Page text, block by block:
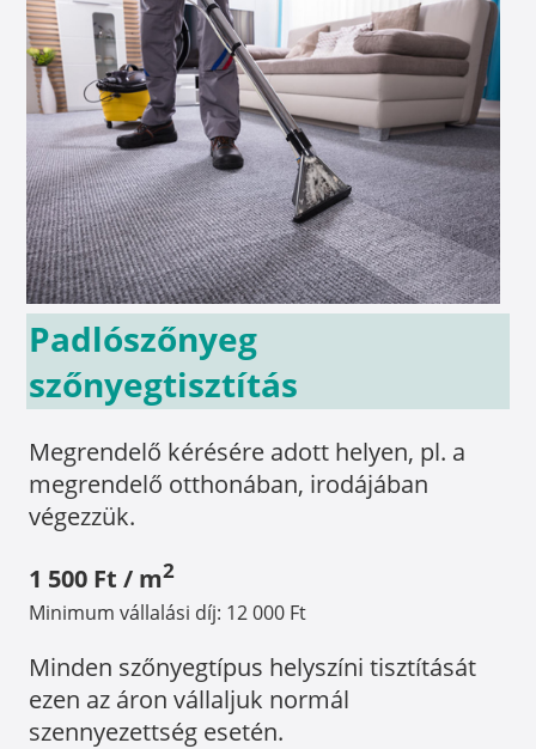
Padlószőnyeg
szőnyegtisztítás
Megrendelő kérésére adott helyen, pl. a
megrendelő otthonában, irodájában
végezzük.
1 500 Ft / m2
Minimum vállalási díj: 12 000 Ft
Minden szőnyegtípus helyszíni tisztítását
ezen az áron vállaljuk normál
szennyezettség esetén.